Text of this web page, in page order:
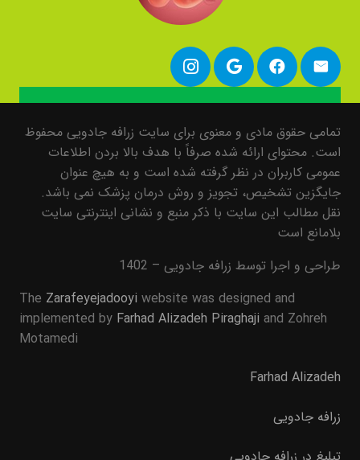
تمامی حقوق مادی و معنوی برای سایت زرافه جادویی محفوظ
است. محتوای ارائه شده صرفاً با هدف بالا بردن اطلاعات
عمومی کاربران در نظر گرفته شده است و به هیچ عنوان
جایگزین تشخیص، تجویز و روش درمان پزشک نمی باشد.
نقل مطالب این سایت با ذکر منبع و نشانی اینترنتی سایت
بلامانع است
طراحی و اجرا توسط زرافه جادویی – 1402
The Zarafeyejadooyi website was designed and
implemented by Farhad Alizadeh Piraghaji and Zohreh
Motamedi
Farhad Alizadeh
زرافه جادویی